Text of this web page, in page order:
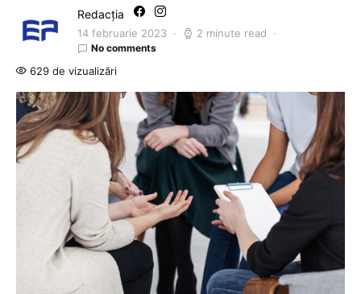
Redacția
14 februarie 2023 2 minute read
No comments
629 de vizualizări